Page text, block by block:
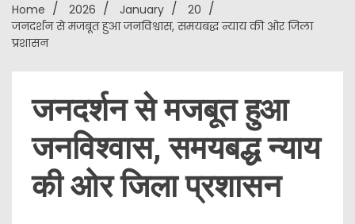
Home 2026 January
20
जनदर्शन से मजबूत हुआ जनविश्वास, समयबद्ध न्याय की ओर जिला
प्रशासन
जनदर्शन से मजबूत हुआ
जनविश्वास, समयबद्ध न्याय
की ओर जिला प्रशासन